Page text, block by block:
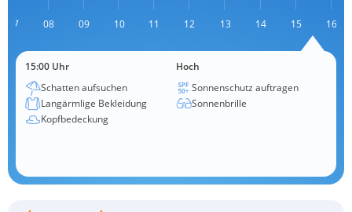
07 08 09 10 11 12 13 14 15 16
15:00 Uhr
Schatten aufsuchen
Langärmlige Bekleidung
Kopfbedeckung
Hoch
Sonnenschutz auftragen
Sonnenbrille